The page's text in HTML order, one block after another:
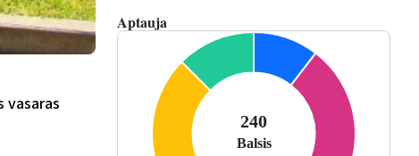
vasaras
Aptauja